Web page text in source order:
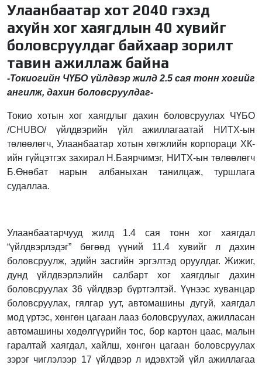
Улаанбаатар хот 2040 гэхэд
ахуйн хог хаягдлын 40 хувийг
боловсруулдаг байхаар зорилт
тавин ажиллаж байна
-Токиогийн ЧҮБО үйлдвэр жилд 2.5 сая тонн хогийг
ангилж, дахин боловсруулдаг-
Токио хотын хог хаягдлыг дахин боловсруулах ЧҮБО
/CHUBO/ үйлдвэрийн үйл ажиллагаатай НИТХ-ын
төлөөлөгч, Улаанбаатар хотын хөгжлийн корпораци ХК-
ийн гүйцэтгэх захирал Н.Баярчимэг, НИТХ-ын төлөөлөгч
Б.Өнөбат нарын албаныхан танилцаж, туршлага
судаллаа.
Улаанбаатарчууд жилд 1.4 сая тонн хог хаягдал
“үйлдвэрлэдэг” бөгөөд үүний 11.4 хувийг л дахин
боловсруулж, эдийн засгийн эргэлтэд оруулдаг. Жижиг,
дунд үйлдвэрлэлийн салбарт хог хаягдлыг дахин
боловсруулах 36 үйлдвэр бүртгэлтэй. Үүнээс хуванцар
боловсруулах, гялгар уут, автомашины дугуй, хаягдал
мод үртэс, хөнгөн цагаан лааз боловсруулах, ажилласан
автомашины хөдөлгүүрийн тос, бор картон цаас, малын
гаралтай хаягдал, хайлш, хөнгөн цагаан боловсруулах
зэрэг чиглэлээр 17 үйлдвэр л идэвхтэй үйл ажиллагаа